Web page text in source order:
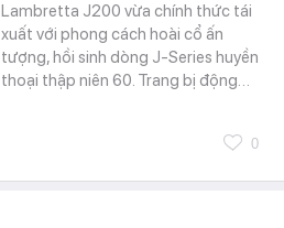
Lambretta J200 vừa chính thức tái
xuất với phong cách hoài cổ ấn
tượng, hồi sinh dòng J-Series huyền
thoại thập niên 60. Trang bị động…
0